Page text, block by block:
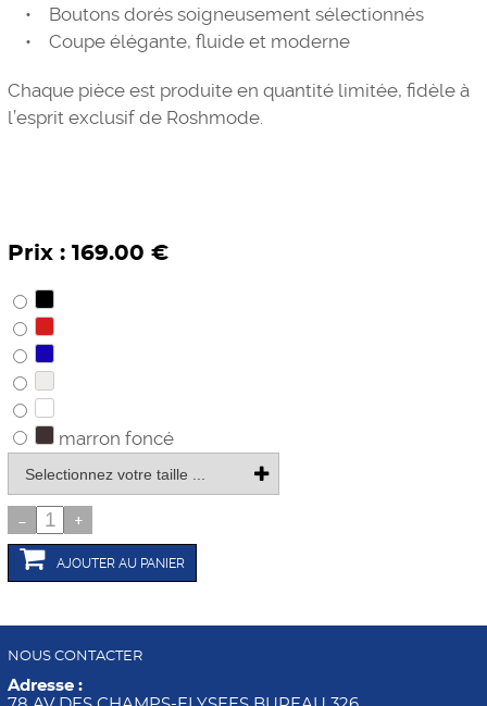
• Boutons dorés soigneusement sélectionnés
• Coupe élégante, fluide et moderne
Chaque pièce est produite en quantité limitée, fidèle à
l’esprit exclusif de Roshmode.
Prix : 169.00 €
marron foncé
- +
AJOUTER AU PANIER
NOUS CONTACTER
Adresse :